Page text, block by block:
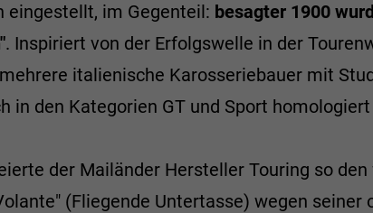
eingestellt, im Gegenteil: besagter 1900
. Inspiriert von der Erfolgswelle in der
italienische Karosseriebauer mit
in den Kategorien GT und Sport
der Mailänder Hersteller Touring so
(Fliegende Untertasse) wegen